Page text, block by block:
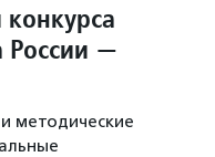
конкурса
России —
методические